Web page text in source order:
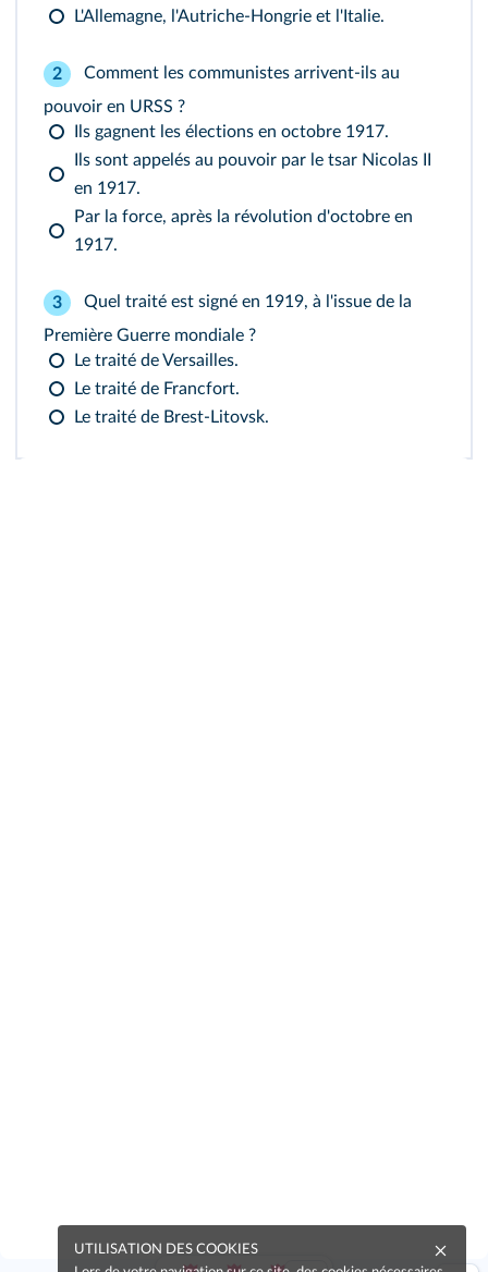
L'Allemagne, l'Autriche-Hongrie et l'Italie.
2
Comment les communistes arrivent-ils au
pouvoir en URSS ?
Ils gagnent les élections en octobre 1917.
Ils sont appelés au pouvoir par le tsar Nicolas II
en 1917.
Par la force, après la révolution d'octobre en
1917.
3
Quel traité est signé en 1919, à l'issue de la
Première Guerre mondiale ?
Le traité de Versailles.
Le traité de Francfort.
Le traité de Brest-Litovsk.
UTILISATION DES COOKIES